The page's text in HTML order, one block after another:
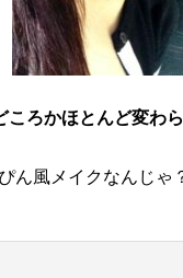
ころかほとんど変わ
ん風メイクなんじゃ